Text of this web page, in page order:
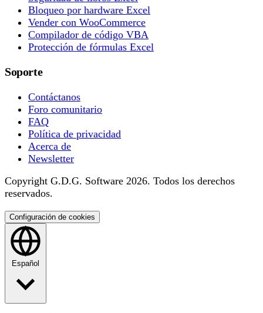
Bloqueo por hardware Excel
Vender con WooCommerce
Compilador de código VBA
Protección de fórmulas Excel
Soporte
Contáctanos
Foro comunitario
FAQ
Política de privacidad
Acerca de
Newsletter
Copyright G.D.G. Software 2026. Todos los derechos
reservados.
Configuración de cookies
Español